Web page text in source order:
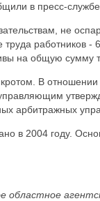
в пресс-службе
не
работников -
на общую сумму
В отношении
арбитражных
в 2004 году.
областное